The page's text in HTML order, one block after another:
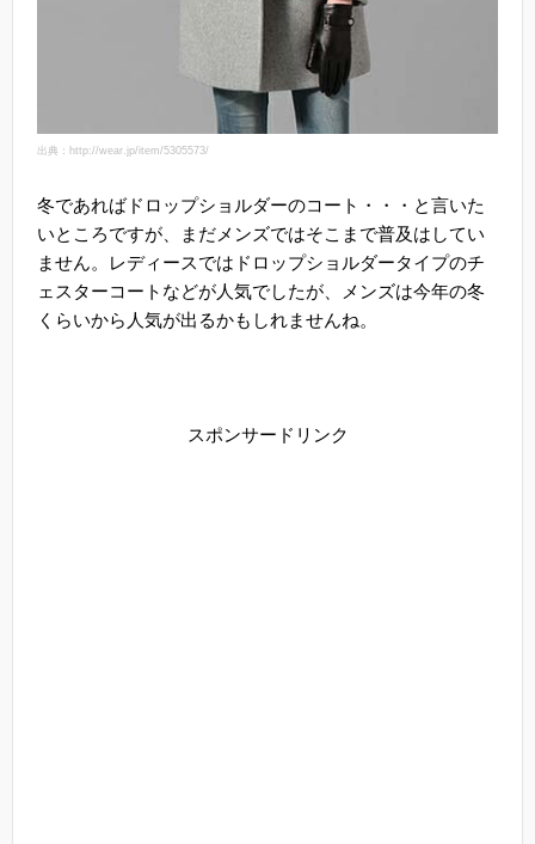
出典：http://wear.jp/item/5305573/
冬であればドロップショルダーのコート・・・と言いた
いところですが、まだメンズではそこまで普及はしてい
ません。レディースではドロップショルダータイプのチ
ェスターコートなどが人気でしたが、メンズは今年の冬
くらいから人気が出るかもしれませんね。
スポンサードリンク